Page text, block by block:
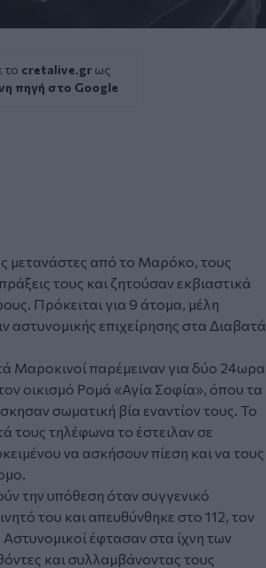
το cretalive.gr ως
πηγή στο Google
μετανάστες από το Μαρόκο, τους
τους και ζητούσαν εκβιαστικά
Πρόκειται για 9 άτομα, μέλη
επιχείρησης στα Διαβατά
Μαροκινοί παρέμειναν για δύο 24ωρα
οικισμό Ρομά «Αγία Σοφία», όπου τα
σωματική βία εναντίον τους. Το
τους τηλέφωνα το έστειλαν σε
να ασκήσουν πίεση και να τους
την υπόθεση όταν συγγενικό
του και απευθύνθηκε στο 112, τον
έφτασαν στα ίχνη των
και συλλαμβάνοντας τους